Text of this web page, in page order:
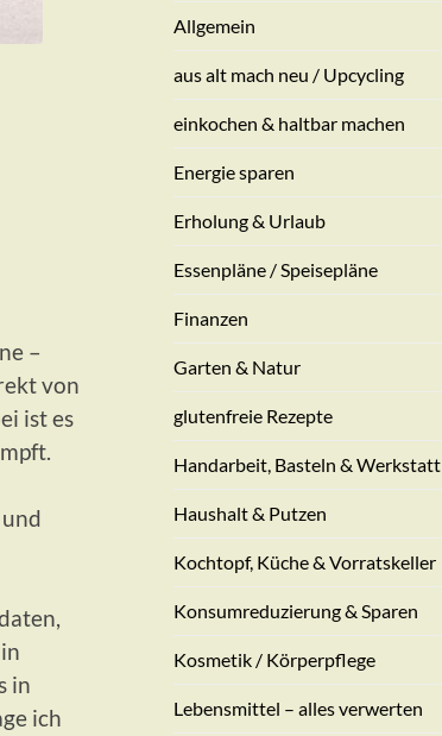
–
von
ist es
in
ich
Allgemein
aus alt mach neu / Upcycling
einkochen & haltbar machen
Energie sparen
Erholung & Urlaub
Essenpläne / Speisepläne
Finanzen
Garten & Natur
glutenfreie Rezepte
Handarbeit, Basteln & Werkstatt
Haushalt & Putzen
Kochtopf, Küche & Vorratskeller
Konsumreduzierung & Sparen
Kosmetik / Körperpflege
Lebensmittel – alles verwerten